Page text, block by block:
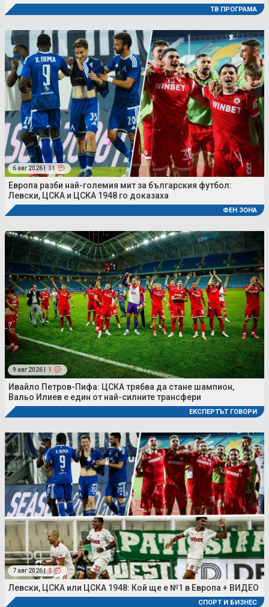
ТВ ПРОГРАМА
6 авг 2026 | 11
Европа разби най-големия мит за българския футбол:
Левски, ЦСКА и ЦСКА 1948 го доказаха
ФЕН ЗОНА
9 авг 2026 | 1
Ивайло Петров-Пифа: ЦСКА трябва да стане шампион,
Вальо Илиев е един от най-силните трансфери
ЕКСПЕРТЪТ ГОВОРИ
7 авг 2026 | 5
Левски, ЦСКА или ЦСКА 1948: Кой ще е №1 в Европа + ВИДЕО
СПОРТ И БИЗНЕС